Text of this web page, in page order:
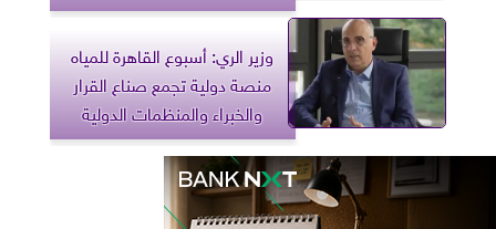
وزير الري: أسبوع القاهرة للمياه
منصة دولية تجمع صناع القرار
والخبراء والمنظمات الدولية